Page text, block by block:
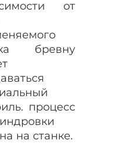
от
бревну
процесс
на станке.